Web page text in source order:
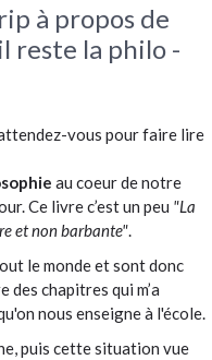
à propos de
reste la philo -
vous pour faire lire
au coeur de notre
Ce livre c’est un peu "La
et non barbante".
le monde et sont donc
des chapitres qui m’a
nous enseigne à l'école.
puis cette situation vue